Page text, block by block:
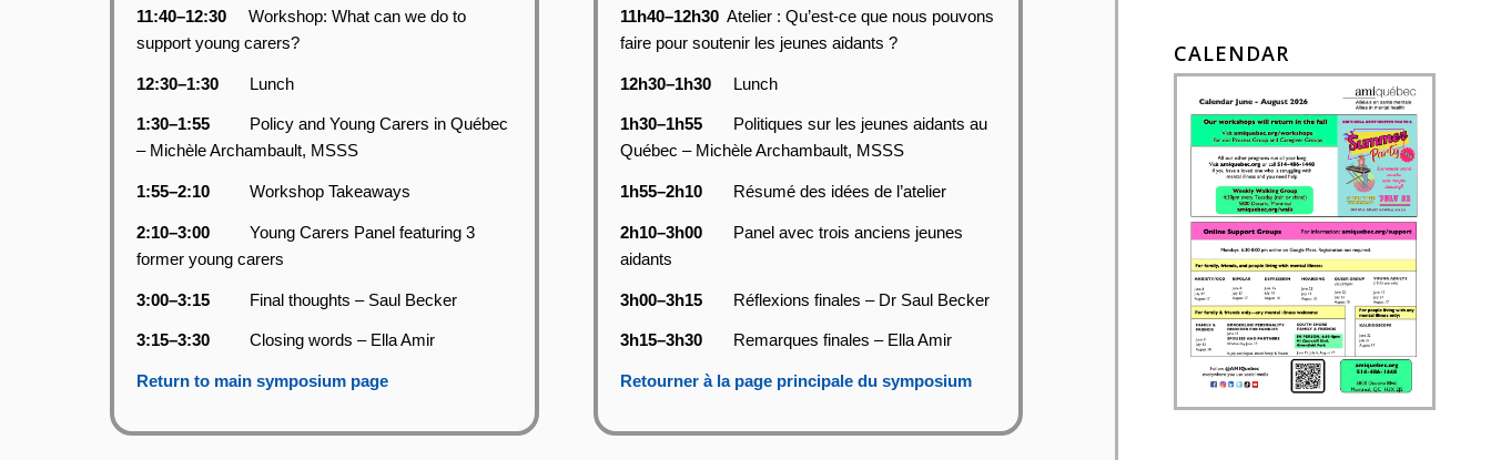
11:40–12:30Workshop: What can we do to
support young carers?
12:30–1:30Lunch
1:30–1:55Policy and Young Carers in Québec
– Michèle Archambault, MSSS
1:55–2:10Workshop Takeaways
2:10–3:00Young Carers Panel featuring 3
former young carers
3:00–3:15Final thoughts – Saul Becker
3:15–3:30Closing words – Ella Amir
Return to main symposium page
11h40–12h30Atelier : Qu’est-ce que nous pouvons
faire pour soutenir les jeunes aidants ?
12h30–1h30Lunch
1h30–1h55Politiques sur les jeunes aidants au
Québec – Michèle Archambault, MSSS
1h55–2h10Résumé des idées de l’atelier
2h10–3h00Panel avec trois anciens jeunes
aidants
3h00–3h15Réflexions finales – Dr Saul Becker
3h15–3h30Remarques finales – Ella Amir
Retourner à la page principale du symposium
CALENDAR